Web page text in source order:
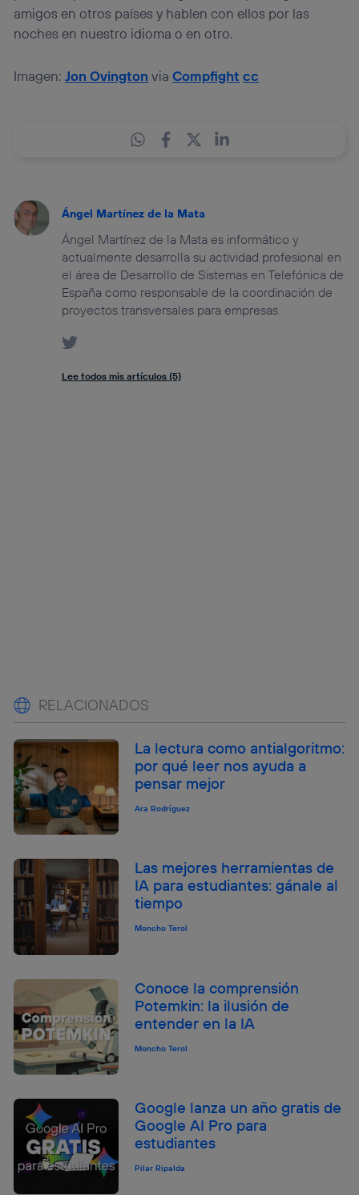
amigos en otros países y hablen con ellos por las
noches en nuestro idioma o en otro.
Imagen:Jon Ovington viaCompfight cc
Ángel Martínez de la Mata
Ángel Martínez de la Mata es informático y
actualmente desarrolla su actividad profesional en
el área de Desarrollo de Sistemas en Telefónica de
España como responsable de la coordinación de
proyectos transversales para empresas.
Lee todos mis artículos (5)
RELACIONADOS
La lectura como antialgoritmo:
por qué leer nos ayuda a
pensar mejor
Ara Rodríguez
Las mejores herramientas de
IA para estudiantes: gánale al
tiempo
Moncho Terol
Conoce la comprensión
Potemkin: la ilusión de
entender en la IA
Moncho Terol
Google lanza un año gratis de
Google AI Pro para
estudiantes
Pilar Ripalda